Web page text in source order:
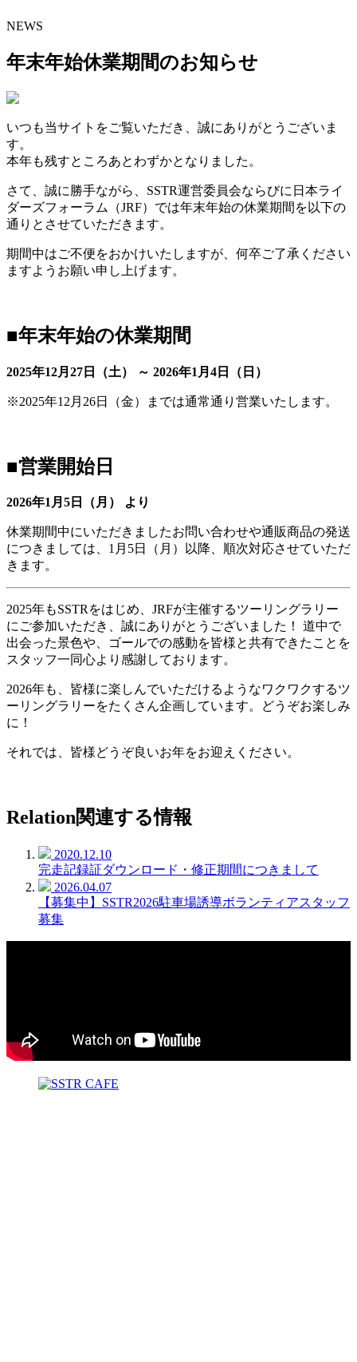
NEWS
年末年始休業期間のお知らせ
いつも当サイトをご覧いただき、誠にありがとうございま
す。
本年も残すところあとわずかとなりました。
さて、誠に勝手ながら、SSTR運営委員会ならびに日本ライ
ダーズフォーラム（JRF）では年末年始の休業期間を以下の
通りとさせていただきます。
期間中はご不便をおかけいたしますが、何卒ご了承ください
ますようお願い申し上げます。
■年末年始の休業期間
2025年12月27日（土） ～ 2026年1月4日（日）
※2025年12月26日（金）までは通常通り営業いたします。
■営業開始日
2026年1月5日（月） より
休業期間中にいただきましたお問い合わせや通販商品の発送
につきましては、1月5日（月）以降、順次対応させていただ
きます。
2025年もSSTRをはじめ、JRFが主催するツーリングラリー
にご参加いただき、誠にありがとうございました！ 道中で
出会った景色や、ゴールでの感動を皆様と共有できたことを
スタッフ一同心より感謝しております。
2026年も、皆様に楽しんでいただけるようなワクワクするツ
ーリングラリーをたくさん企画しています。どうぞお楽しみ
に！
それでは、皆様どうぞ良いお年をお迎えください。
Relation関連する情報
2020.12.10
完走記録証ダウンロード・修正期間につきまして
2026.04.07
【募集中】SSTR2026駐車場誘導ボランティアスタッフ
募集